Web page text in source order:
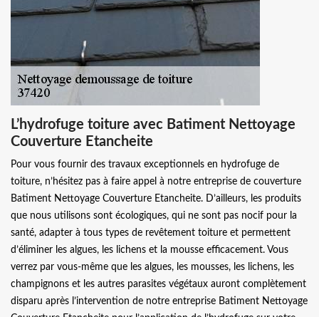
L’hydrofuge toiture avec Batiment Nettoyage
Couverture Etancheite
Pour vous fournir des travaux exceptionnels en hydrofuge de
toiture, n’hésitez pas à faire appel à notre entreprise de couverture
Batiment Nettoyage Couverture Etancheite. D’ailleurs, les produits
que nous utilisons sont écologiques, qui ne sont pas nocif pour la
santé, adapter à tous types de revêtement toiture et permettent
d’éliminer les algues, les lichens et la mousse efficacement. Vous
verrez par vous-même que les algues, les mousses, les lichens, les
champignons et les autres parasites végétaux auront complètement
disparu après l’intervention de notre entreprise Batiment Nettoyage